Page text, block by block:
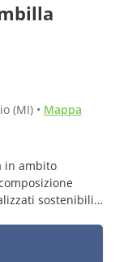
(MI) • Mappa
in ambito
sostenibili,